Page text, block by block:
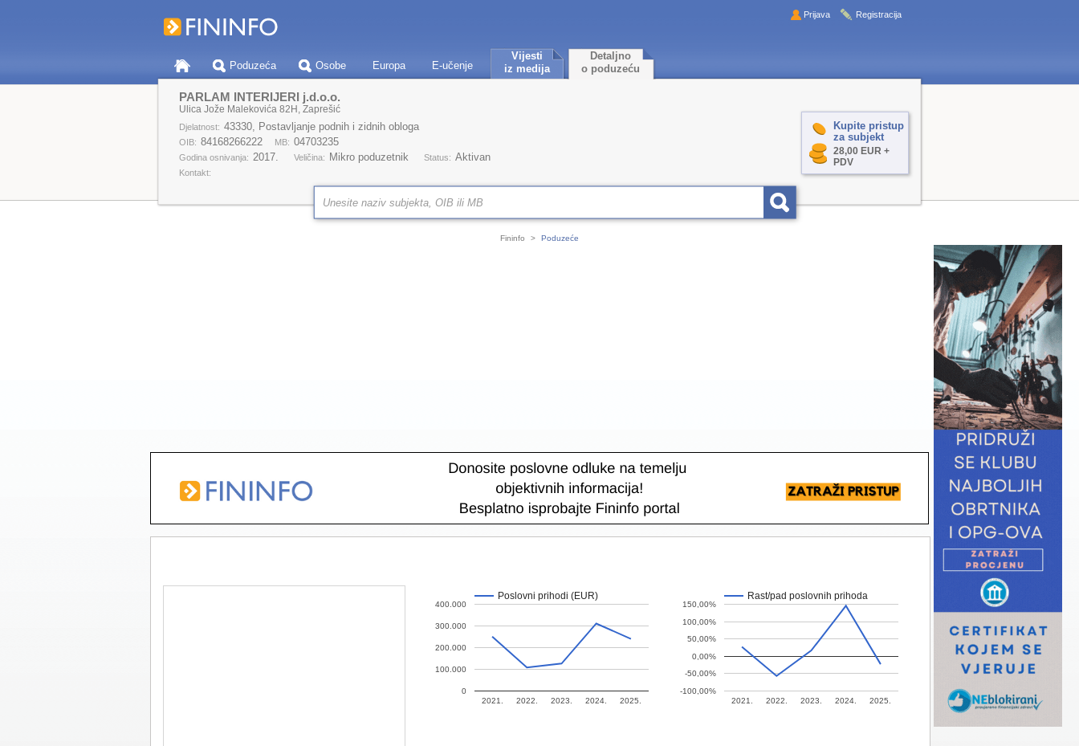
Poduzeća Osobe Europa E-učenje
Vijesti
iz medija
Detaljno
o poduzeću
Prijava Registracija
Kupite pristup
za subjekt
28,00 EUR +
PDV
PARLAM INTERIJERI j.d.o.o.
Ulica Jože Malekovića 82H, Zaprešić
Djelatnost: 43330, Postavljanje podnih i zidnih obloga
OIB: 84168266222 MB: 04703235
Godina osnivanja: 2017. Veličina: Mikro poduzetnik Status: Aktivan
Kontakt:
Fininfo > Poduzeće
Poslovni prihodi (EUR)
2021. 2022. 2023. 2024. 2025.
0
100.000
200.000
300.000
400.000
Rast/pad poslovnih prihoda
2021. 2022. 2023. 2024. 2025.
-100,00%
-50,00%
0,00%
50,00%
100,00%
150,00%